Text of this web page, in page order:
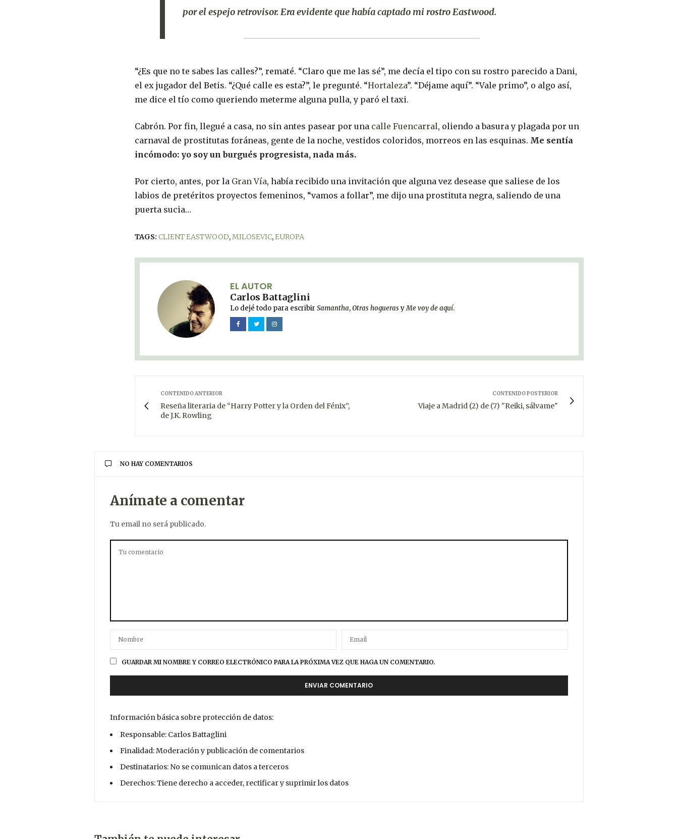
por el espejo retrovisor. Era evidente que había captado mi rostro Eastwood.
“¿Es que no te sabes las calles?”, rematé. “Claro que me las sé”, me decía el tipo con su rostro parecido a Dani,
el ex jugador del Betis. “¿Qué calle es esta?”, le pregunté. “Hortaleza”. “Déjame aquí”. “Vale primo”, o algo así,
me dice el tío como queriendo meterme alguna pulla, y paró el taxi.
Cabrón. Por fin, llegué a casa, no sin antes pasear por una calle Fuencarral, oliendo a basura y plagada por un
carnaval de prostitutas foráneas, gente de la noche, vestidos coloridos, morreos en las esquinas. Me sentía
incómodo: yo soy un burgués progresista, nada más.
Por cierto, antes, por la Gran Vía, había recibido una invitación que alguna vez desease que saliese de los
labios de pretéritos proyectos femeninos, “vamos a follar”, me dijo una prostituta negra, saliendo de una
puerta sucia…
TAGS: CLIENT EASTWOOD, MILOSEVIC,EUROPA
EL AUTOR
Carlos Battaglini
Lo dejé todo para escribir Samantha,Otras hogueras yMe voy de aquí.
CONTENIDO ANTERIOR
Reseña literaria de “Harry Potter y la Orden del Fénix”,
de J.K. Rowling
CONTENIDO POSTERIOR
Viaje a Madrid (2) de (7) "Reiki, sálvame"
NO HAY COMENTARIOS
Anímate a comentar
Tu email no será publicado.
GUARDAR MI NOMBRE Y CORREO ELECTRÓNICO PARA LA PRÓXIMA VEZ QUE HAGA UN COMENTARIO.
Información básica sobre protección de datos:
Responsable: Carlos Battaglini
Finalidad: Moderación y publicación de comentarios
Destinatarios: No se comunican datos a terceros
Derechos: Tiene derecho a acceder, rectificar y suprimir los datos